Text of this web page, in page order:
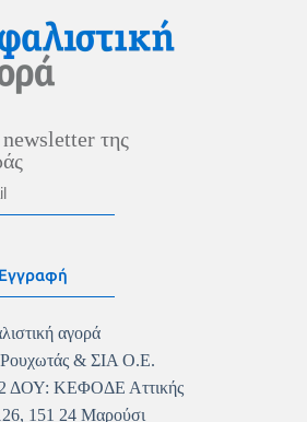
της
Εγγραφή
αγορά
Ρουχωτάς & ΣΙΑ Ο.Ε.
ΔΟΥ: ΚΕΦΟΔΕ Αττικής
151 24 Μαρούσι